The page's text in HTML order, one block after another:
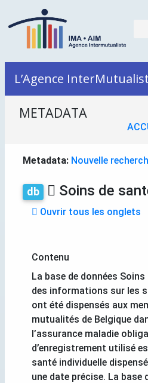
L’Agence
METADATA
Metadata: Nouvelle
db Soins de
Ouvrir tous les onglets
Contenu
La base de données
des informations sur les
ont été dispensés aux
mutualités de Belgique
l’assurance maladie
d’enregistrement utilisé
santé individuelle
une date précise. La base